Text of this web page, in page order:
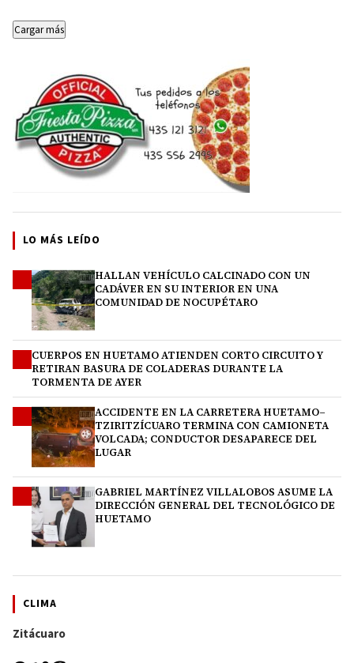
Cargar más
LO MÁS LEÍDO
HALLAN VEHÍCULO CALCINADO CON UN
CADÁVER EN SU INTERIOR EN UNA
COMUNIDAD DE NOCUPÉTARO
CUERPOS EN HUETAMO ATIENDEN CORTO CIRCUITO Y
RETIRAN BASURA DE COLADERAS DURANTE LA
TORMENTA DE AYER
ACCIDENTE EN LA CARRETERA HUETAMO–
TZIRITZÍCUARO TERMINA CON CAMIONETA
VOLCADA; CONDUCTOR DESAPARECE DEL
LUGAR
GABRIEL MARTÍNEZ VILLALOBOS ASUME LA
DIRECCIÓN GENERAL DEL TECNOLÓGICO DE
HUETAMO
CLIMA
Zitácuaro